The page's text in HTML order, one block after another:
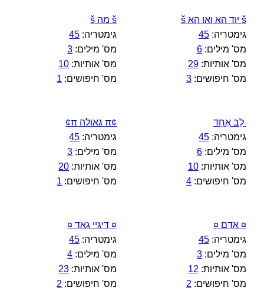
š יוד הא ואו הא š
גימטריה:45
מס' מילים:6
מס' אותיות:29
מס' חיפושים:3
š מה š
גימטריה: 45
מס' מילים: 3
מס' אותיות: 10
מס' חיפושים: 1
לֵב אֶחָד
גימטריה:45
מס' מילים:6
מס' אותיות:10
מס' חיפושים:4
¢π גאולה π¢
גימטריה: 45
מס' מילים: 3
מס' אותיות: 20
מס' חיפושים: 1
¤ אדם ¤
גימטריה:45
מס' מילים:3
מס' אותיות: 12
מס' חיפושים: 2
¤ דיגיי גאד ¤
גימטריה: 45
מס' מילים: 4
מס' אותיות: 23
מס' חיפושים: 2